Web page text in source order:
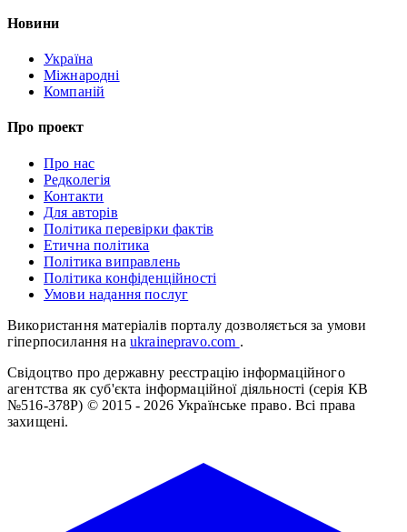
Новини
Україна
Міжнародні
Компаній
Про проект
Про нас
Редколегія
Контакти
Для авторів
Політика перевірки фактів
Етична політика
Політика виправлень
Політика конфіденційності
Умови надання послуг
Використання матеріалів порталу дозволяється за умови
гіперпосилання на ukrainepravo.com .
Свідоцтво про державну реєстрацію інформаційного
агентства як суб'єкта інформаційної діяльності (серія КВ
№516-378Р) © 2015 - 2026 Українське право. Всі права
захищені.